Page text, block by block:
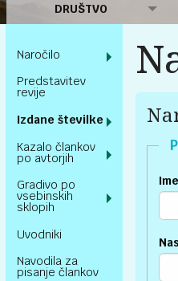
DRUŠTVO
Naročilo
Predstavitev
revije
Izdane številke
Kazalo člankov
po avtorjih
Gradivo po
vsebinskih
sklopih
Uvodniki
Navodila za
pisanje člankov